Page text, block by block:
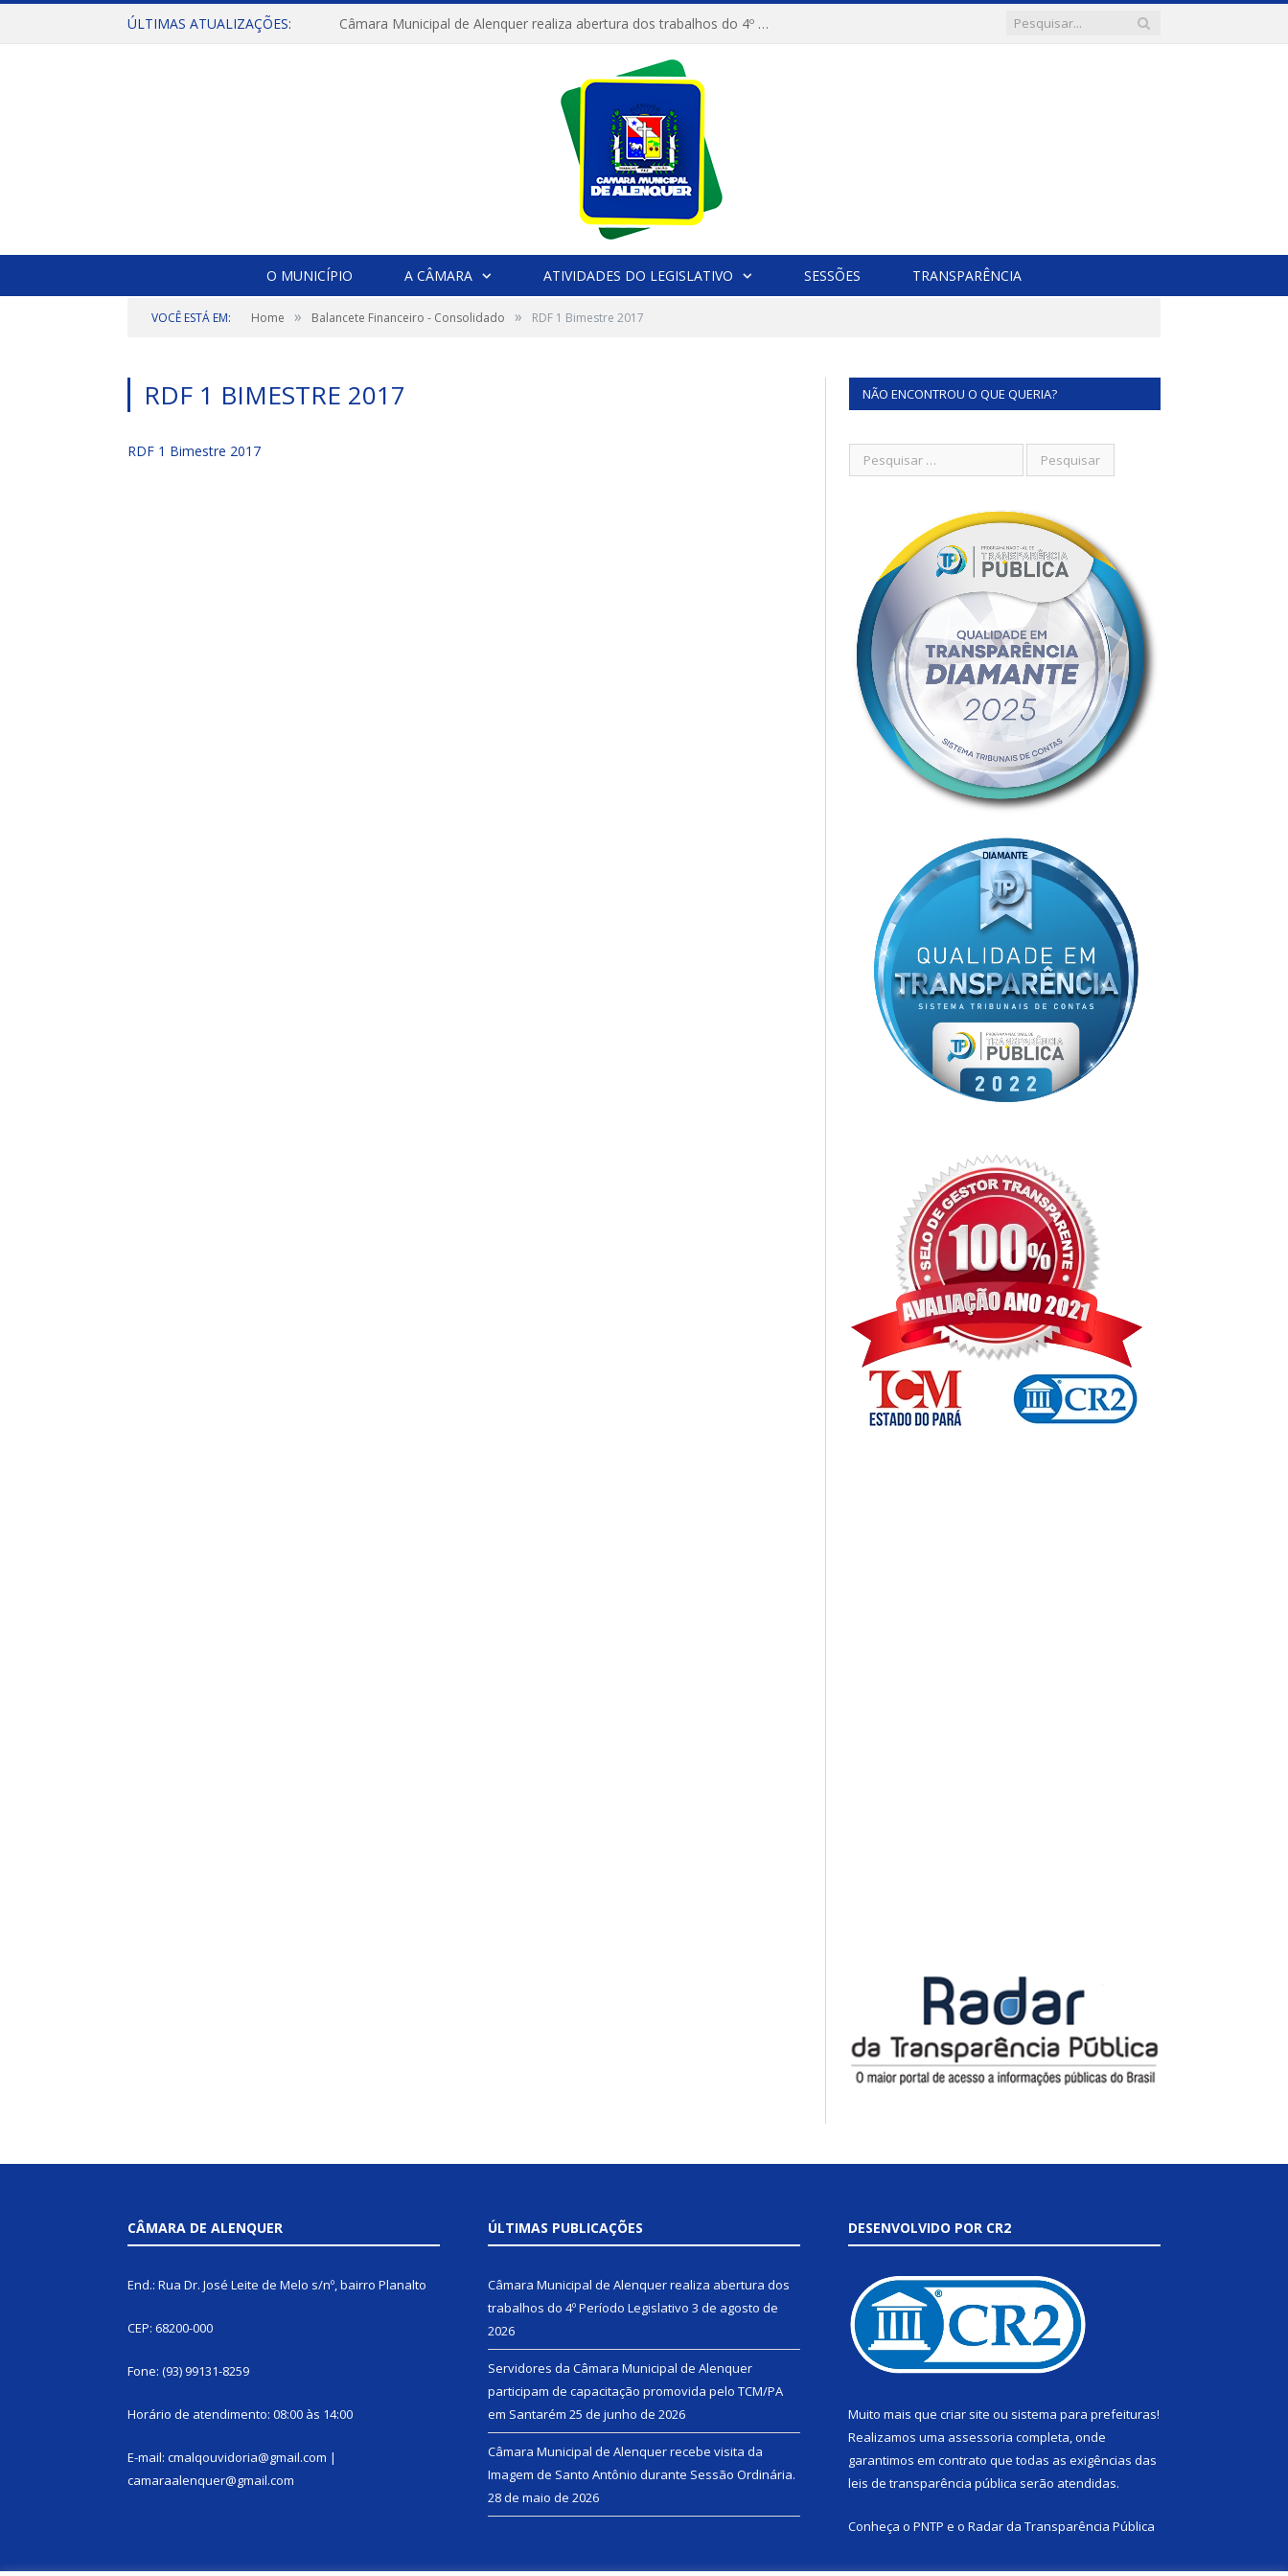
ÚLTIMAS ATUALIZAÇÕES: Câmara Municipal de Alenquer realiza abertura dos trabalhos do 4º Período Legislativo
O MUNICÍPIO A CÂMARA ATIVIDADES DO LEGISLATIVO SESSÕES TRANSPARÊNCIA
VOCÊ ESTÁ EM: Home » Balancete Financeiro - Consolidado » RDF 1 Bimestre 2017
RDF 1 BIMESTRE 2017
RDF 1 Bimestre 2017
NÃO ENCONTROU O QUE QUERIA?
CÂMARA DE ALENQUER
End.: Rua Dr. José Leite de Melo s/nº, bairro Planalto
CEP: 68200-000
Fone: (93) 99131-8259
Horário de atendimento: 08:00 às 14:00
E-mail: cmalqouvidoria@gmail.com |
camaraalenquer@gmail.com
ÚLTIMAS PUBLICAÇÕES
Câmara Municipal de Alenquer realiza abertura dos
trabalhos do 4º Período Legislativo 3 de agosto de
2026
Servidores da Câmara Municipal de Alenquer
participam de capacitação promovida pelo TCM/PA
em Santarém 25 de junho de 2026
Câmara Municipal de Alenquer recebe visita da
Imagem de Santo Antônio durante Sessão Ordinária.
28 de maio de 2026
DESENVOLVIDO POR CR2
Muito mais que criar site ou sistema para prefeituras!
Realizamos uma assessoria completa, onde
garantimos em contrato que todas as exigências das
leis de transparência pública serão atendidas.
Conheça o PNTP e o Radar da Transparência Pública